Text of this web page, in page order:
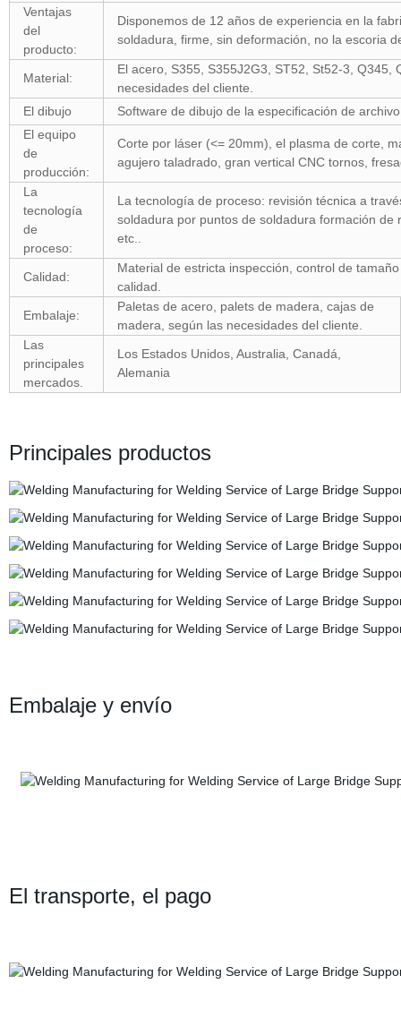
Ventajas
del
producto:
Disponemos de 12 años de experiencia en la
soldadura, firme, sin deformación, no la escoria
Material:
El acero, S355, S355J2G3, ST52, St52-3,
necesidades del cliente.
El dibujo
Software de dibujo de la especificación de
El equipo
de
producción:
Corte por láser (<= 20mm), el plasma de corte,
agujero taladrado, gran vertical CNC tornos,
La
tecnología
de
proceso:
La tecnología de proceso: revisión técnica a
soldadura por puntos de soldadura formación
etc..
Calidad:
Material de estricta inspección, control de
calidad.
Embalaje:
Paletas de acero, palets de madera, cajas de
madera, según las necesidades del cliente.
Las
principales
mercados.
Los Estados Unidos, Australia, Canadá,
Alemania
Principales productos
Embalaje y envío
El transporte, el pago